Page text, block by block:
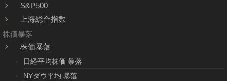
S&P500
上海総合指数
株価暴落
株価暴落
日経平均株価 暴落
NYダウ平均 暴落